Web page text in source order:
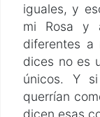
iguales, y
mi Rosa y
diferentes a
dices no es
únicos. Y
querrían
dicen esas